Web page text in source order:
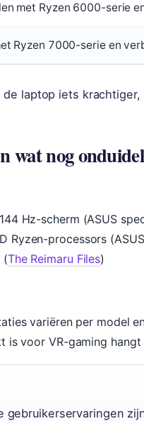
met Ryzen 6000-serie
Ryzen 7000-serie en
laptop iets
wat nog
Hz-scherm (ASUS
Ryzen-processors
(The Reimaru Files)
variëren per model
is voor VR-gaming
gebruikerservaringen